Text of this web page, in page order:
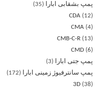
پمپ بشقابی ابارا
35
CDA
12
CMA 4
CMB-C-R
13
CMD 6
پمپ جتی ابارا
3
پمپ سانترفیوژ زمینی ابارا
172
3D 38